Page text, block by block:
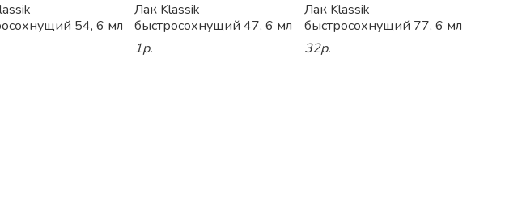
54, 6 мл
Лак Klassik
быстросохнущий 47, 6 мл
1р.
Лак Klassik
быстросохнущий 77, 6 мл
32р.